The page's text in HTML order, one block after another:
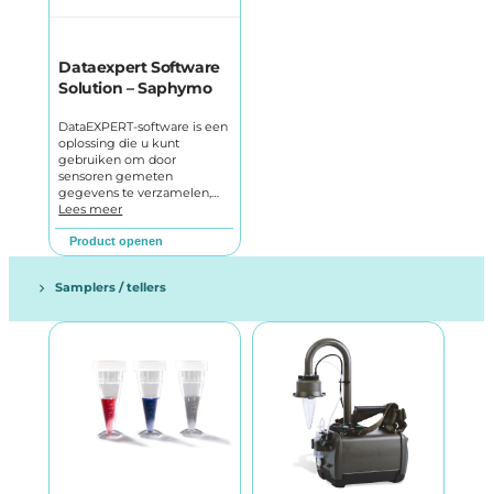
Dataexpert Software
Solution – Saphymo
DataEXPERT-software is een
oplossing die u kunt
gebruiken om door
sensoren gemeten
gegevens te verzamelen,…
Lees meer
Product openen
Samplers / tellers